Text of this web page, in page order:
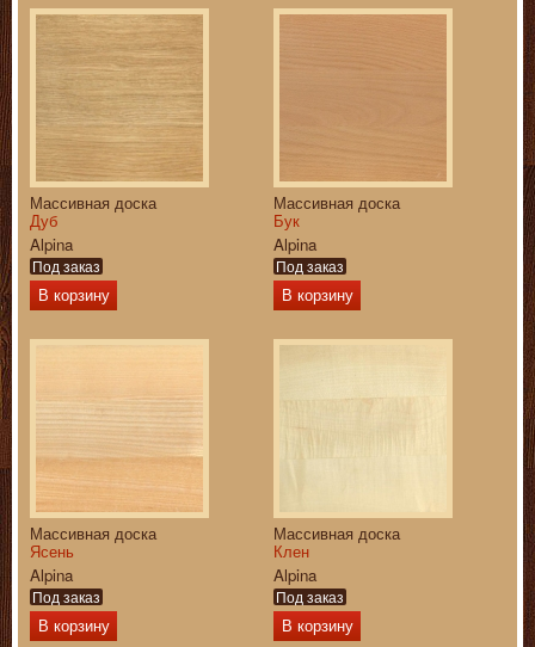
Массивная доска
Дуб
Alpina
Под заказ
В корзину
Массивная доска
Бук
Alpina
Под заказ
В корзину
Массивная доска
Ясень
Alpina
Под заказ
В корзину
Массивная доска
Клен
Alpina
Под заказ
В корзину